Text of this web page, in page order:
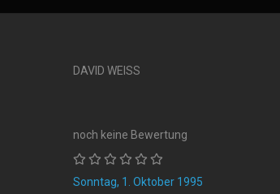
DAVID WEISS
noch keine Bewertung
Sonntag, 1. Oktober 1995